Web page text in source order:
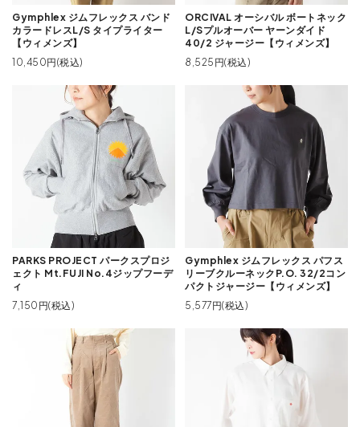
Gymphlex ジムフレックス バンド
カラードレスL/S タイプライター
【ウィメンズ】
10,450円(税込)
ORCIVAL オーシバル ボートネック
L/Sプルオーバー ヤーンダイド
40/2 ジャージー【ウィメンズ】
8,525円(税込)
PARKS PROJECT パークスプロジ
ェクト Mt.FUJI No.4ジップフーデ
ィ
7,150円(税込)
Gymphlex ジムフレックス パフス
リーブクルーネックP.O. 32/2コン
パクトジャージー【ウィメンズ】
5,577円(税込)